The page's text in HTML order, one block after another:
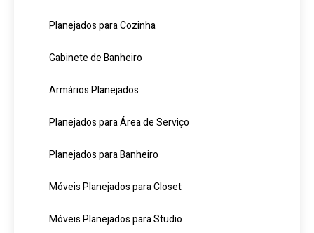
Planejados para Cozinha
Gabinete de Banheiro
Armários Planejados
Planejados para Área de Serviço
Planejados para Banheiro
Móveis Planejados para Closet
Móveis Planejados para Studio